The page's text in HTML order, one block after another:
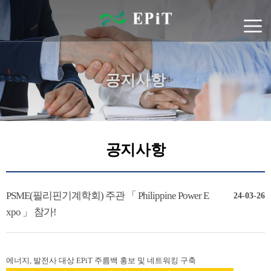
공지사항
공지사항
PSME(필리핀기계학회) 주관 「 Philippine Power E
xpo 」 참가!
24-03-26
에너지, 발전사 대상 EPiT 주름백 홍보 및 네트워킹 구축